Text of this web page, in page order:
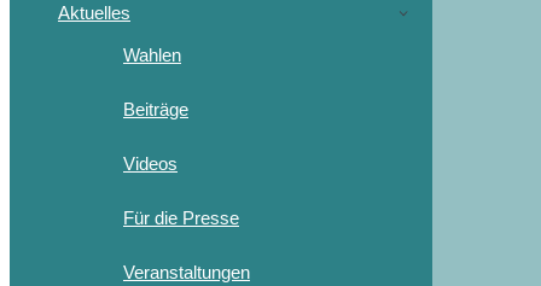
Aktuelles
Wahlen
Beiträge
Videos
Für die Presse
Veranstaltungen